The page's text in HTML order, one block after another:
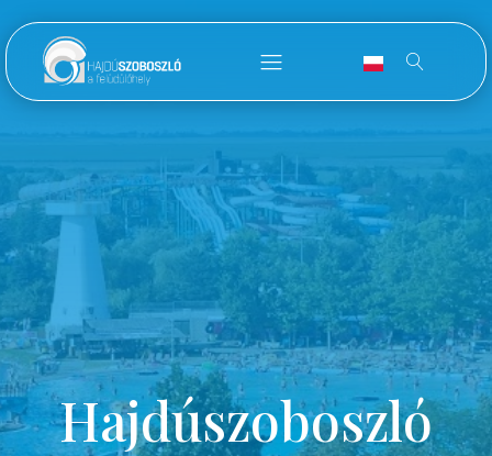
Hajdúszoboszló